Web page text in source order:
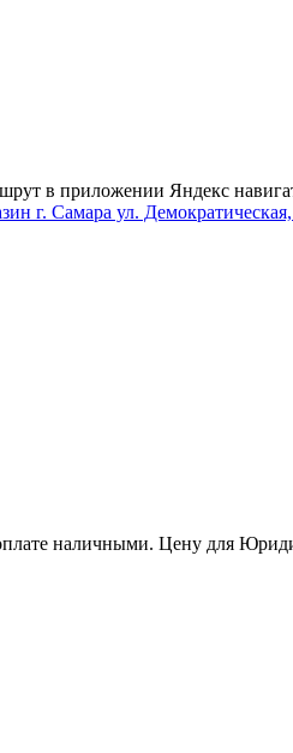
в приложении Яндекс
г. Самара ул.
наличными. Цену для